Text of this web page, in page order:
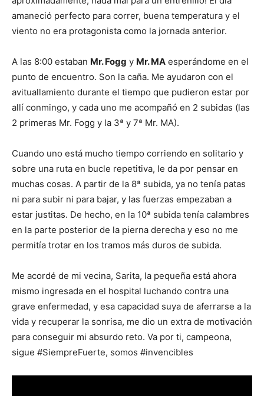
amaneció perfecto para correr, buena temperatura y el
viento no era protagonista como la jornada anterior.
A las 8:00 estaban Mr. Fogg y Mr. MA esperándome en el
punto de encuentro. Son la caña. Me ayudaron con el
avituallamiento durante el tiempo que pudieron estar por
allí conmingo, y cada uno me acompañó en 2 subidas (las
2 primeras Mr. Fogg y la 3ª y 7ª Mr. MA).
Cuando uno está mucho tiempo corriendo en solitario y
sobre una ruta en bucle repetitiva, le da por pensar en
muchas cosas. A partir de la 8ª subida, ya no tenía patas
ni para subir ni para bajar, y las fuerzas empezaban a
estar justitas. De hecho, en la 10ª subida tenía calambres
en la parte posterior de la pierna derecha y eso no me
permitía trotar en los tramos más duros de subida.
Me acordé de mi vecina, Sarita, la pequeña está ahora
mismo ingresada en el hospital luchando contra una
grave enfermedad, y esa capacidad suya de aferrarse a la
vida y recuperar la sonrisa, me dio un extra de motivación
para conseguir mi absurdo reto. Va por ti, campeona,
sigue #SiempreFuerte, somos #invencibles